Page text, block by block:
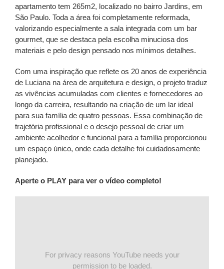
apartamento tem 265m2, localizado no bairro Jardins, em
São Paulo. Toda a área foi completamente reformada,
valorizando especialmente a sala integrada com um bar
gourmet, que se destaca pela escolha minuciosa dos
materiais e pelo design pensado nos mínimos detalhes.
Com uma inspiração que reflete os 20 anos de experiência
de Luciana na área de arquitetura e design, o projeto traduz
as vivências acumuladas com clientes e fornecedores ao
longo da carreira, resultando na criação de um lar ideal
para sua família de quatro pessoas. Essa combinação de
trajetória profissional e o desejo pessoal de criar um
ambiente acolhedor e funcional para a família proporcionou
um espaço único, onde cada detalhe foi cuidadosamente
planejado.
Aperte o PLAY para ver o vídeo completo!
For privacy reasons YouTube needs your
permission to be loaded.